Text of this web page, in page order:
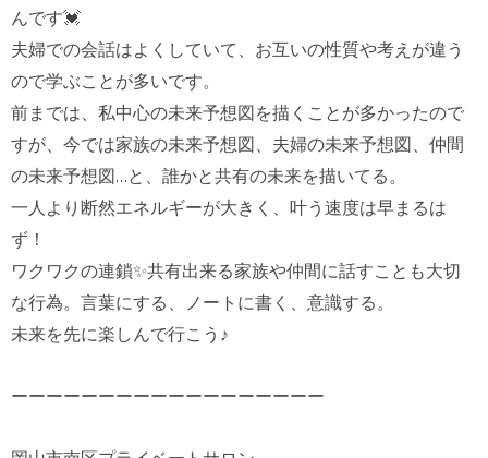
んです💓
夫婦での会話はよくしていて、お互いの性質や考えが違う
ので学ぶことが多いです。
前までは、私中心の未来予想図を描くことが多かったので
すが、今では家族の未来予想図、夫婦の未来予想図、仲間
の未来予想図…と、誰かと共有の未来を描いてる。
一人より断然エネルギーが大きく、叶う速度は早まるは
ず！
ワクワクの連鎖✨共有出来る家族や仲間に話すことも大切
な行為。言葉にする、ノートに書く、意識する。
未来を先に楽しんで行こう♪
ーーーーーーーーーーーーーーーーーー